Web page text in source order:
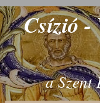
Csízió -
a